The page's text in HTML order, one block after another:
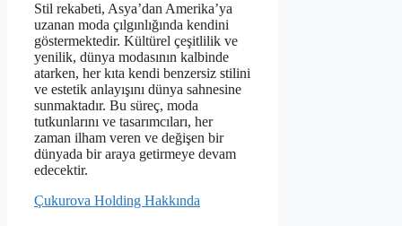
Stil rekabeti, Asya’dan Amerika’ya
uzanan moda çılgınlığında kendini
göstermektedir. Kültürel çeşitlilik ve
yenilik, dünya modasının kalbinde
atarken, her kıta kendi benzersiz stilini
ve estetik anlayışını dünya sahnesine
sunmaktadır. Bu süreç, moda
tutkunlarını ve tasarımcıları, her
zaman ilham veren ve değişen bir
dünyada bir araya getirmeye devam
edecektir.
Çukurova Holding Hakkında